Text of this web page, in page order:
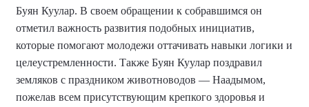
Буян Куулар. В своем обращении к собравшимся он
отметил важность развития подобных инициатив,
которые помогают молодежи оттачивать навыки логики и
целеустремленности. Также Буян Куулар поздравил
земляков с праздником животноводов — Наадымом,
пожелав всем присутствующим крепкого здоровья и